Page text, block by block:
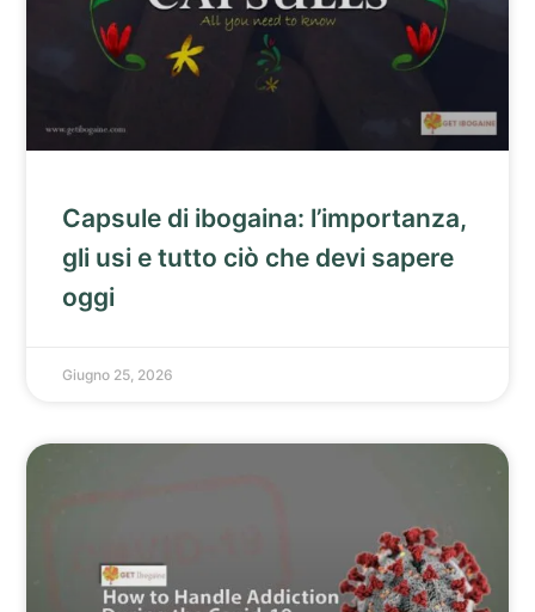
Capsule di ibogaina: l’importanza,
gli usi e tutto ciò che devi sapere
oggi
Giugno 25, 2026